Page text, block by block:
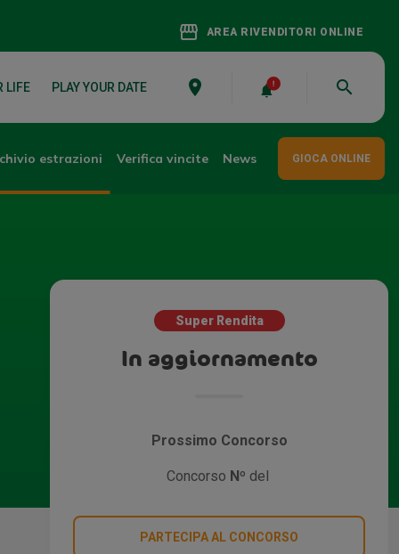
storefront AREA RIVENDITORI ONLINE
LIFE PLAY YOUR DATE place search
estrazioni Verifica vincite News GIOCA ONLINE
Super Rendita
In aggiornamento
Prossimo Concorso
Concorso Nº del
PARTECIPA AL CONCORSO